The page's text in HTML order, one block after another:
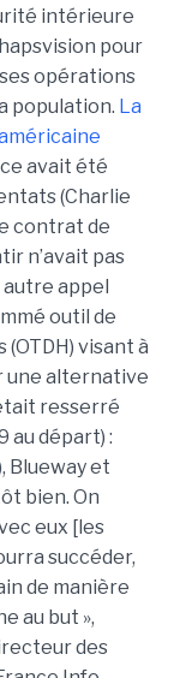
intérieure
pour
opérations
population. La
avait été
(Charlie
contrat de
n’avait pas
appel
outil de
visant à
une alternative
resserré
au départ) :
Blueway et
bien. On
eux [les
succéder,
de manière
au but »,
des